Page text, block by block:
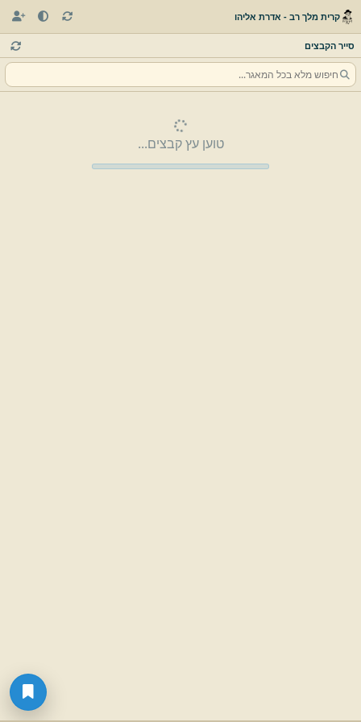
קרית מלך רב - אדרת אליהו
סייר הקבצים
טוען עץ קבצים...